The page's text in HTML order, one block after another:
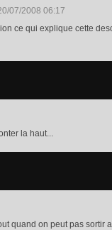
07/2008 06:17
ce qui explique cette
la haut...
quand on peut pas sortir